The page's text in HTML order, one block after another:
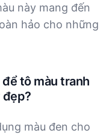
này mang đến
hảo cho những
tô màu tranh
đẹp?
màu đen cho